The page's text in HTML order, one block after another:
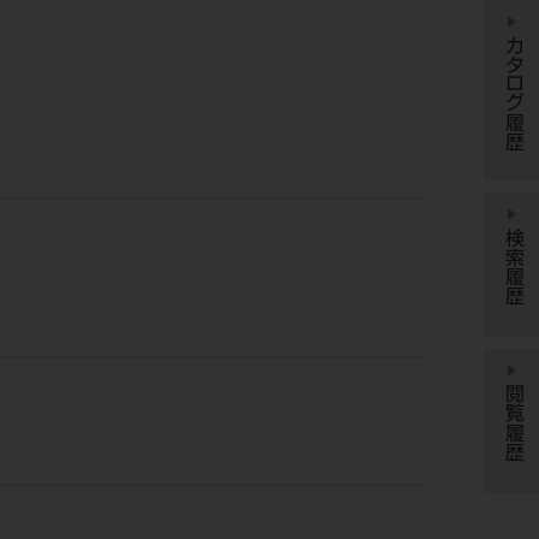
カタログ履歴
検索履歴
閲覧履歴